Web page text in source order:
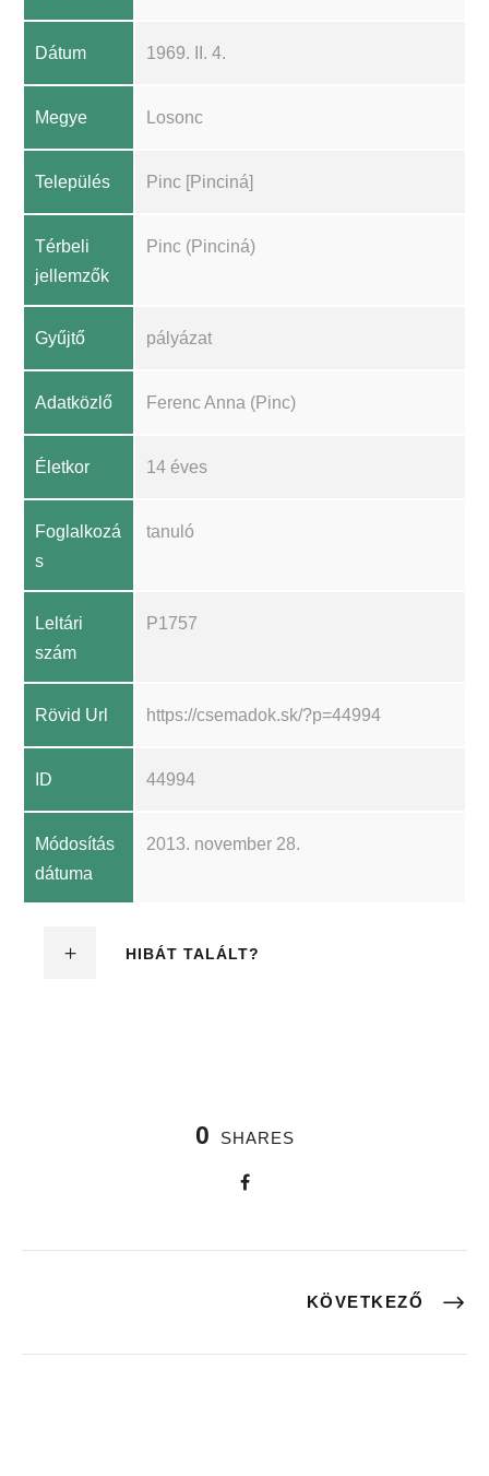
Dátum 1969. II. 4.
Megye Losonc
Település Pinc [Pinciná]
Térbeli
jellemzők
Pinc (Pinciná)
Gyűjtő pályázat
Adatközlő Ferenc Anna (Pinc)
Életkor 14 éves
Foglalkozá
s
tanuló
Leltári
szám
P1757
Rövid Url https://csemadok.sk/?p=44994
ID 44994
Módosítás
dátuma
2013. november 28.
HIBÁT TALÁLT?
0 SHARES
KÖVETKEZŐ